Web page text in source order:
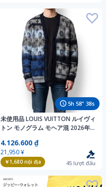
5h 58" 37s
未使用品 LOUIS VUITTON ルイヴィ
トン モノグラム モヘア混 2026年
0730-9 AH74
4.126.600 ₫
21,950 ¥
￥1,680nội địa 45 lượt đấu